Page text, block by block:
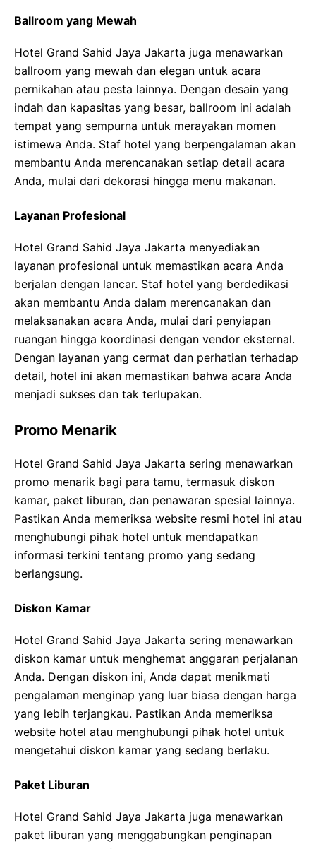
Ballroom yang Mewah
Hotel Grand Sahid Jaya Jakarta juga menawarkan
ballroom yang mewah dan elegan untuk acara
pernikahan atau pesta lainnya. Dengan desain yang
indah dan kapasitas yang besar, ballroom ini adalah
tempat yang sempurna untuk merayakan momen
istimewa Anda. Staf hotel yang berpengalaman akan
membantu Anda merencanakan setiap detail acara
Anda, mulai dari dekorasi hingga menu makanan.
Layanan Profesional
Hotel Grand Sahid Jaya Jakarta menyediakan
layanan profesional untuk memastikan acara Anda
berjalan dengan lancar. Staf hotel yang berdedikasi
akan membantu Anda dalam merencanakan dan
melaksanakan acara Anda, mulai dari penyiapan
ruangan hingga koordinasi dengan vendor eksternal.
Dengan layanan yang cermat dan perhatian terhadap
detail, hotel ini akan memastikan bahwa acara Anda
menjadi sukses dan tak terlupakan.
Promo Menarik
Hotel Grand Sahid Jaya Jakarta sering menawarkan
promo menarik bagi para tamu, termasuk diskon
kamar, paket liburan, dan penawaran spesial lainnya.
Pastikan Anda memeriksa website resmi hotel ini atau
menghubungi pihak hotel untuk mendapatkan
informasi terkini tentang promo yang sedang
berlangsung.
Diskon Kamar
Hotel Grand Sahid Jaya Jakarta sering menawarkan
diskon kamar untuk menghemat anggaran perjalanan
Anda. Dengan diskon ini, Anda dapat menikmati
pengalaman menginap yang luar biasa dengan harga
yang lebih terjangkau. Pastikan Anda memeriksa
website hotel atau menghubungi pihak hotel untuk
mengetahui diskon kamar yang sedang berlaku.
Paket Liburan
Hotel Grand Sahid Jaya Jakarta juga menawarkan
paket liburan yang menggabungkan penginapan